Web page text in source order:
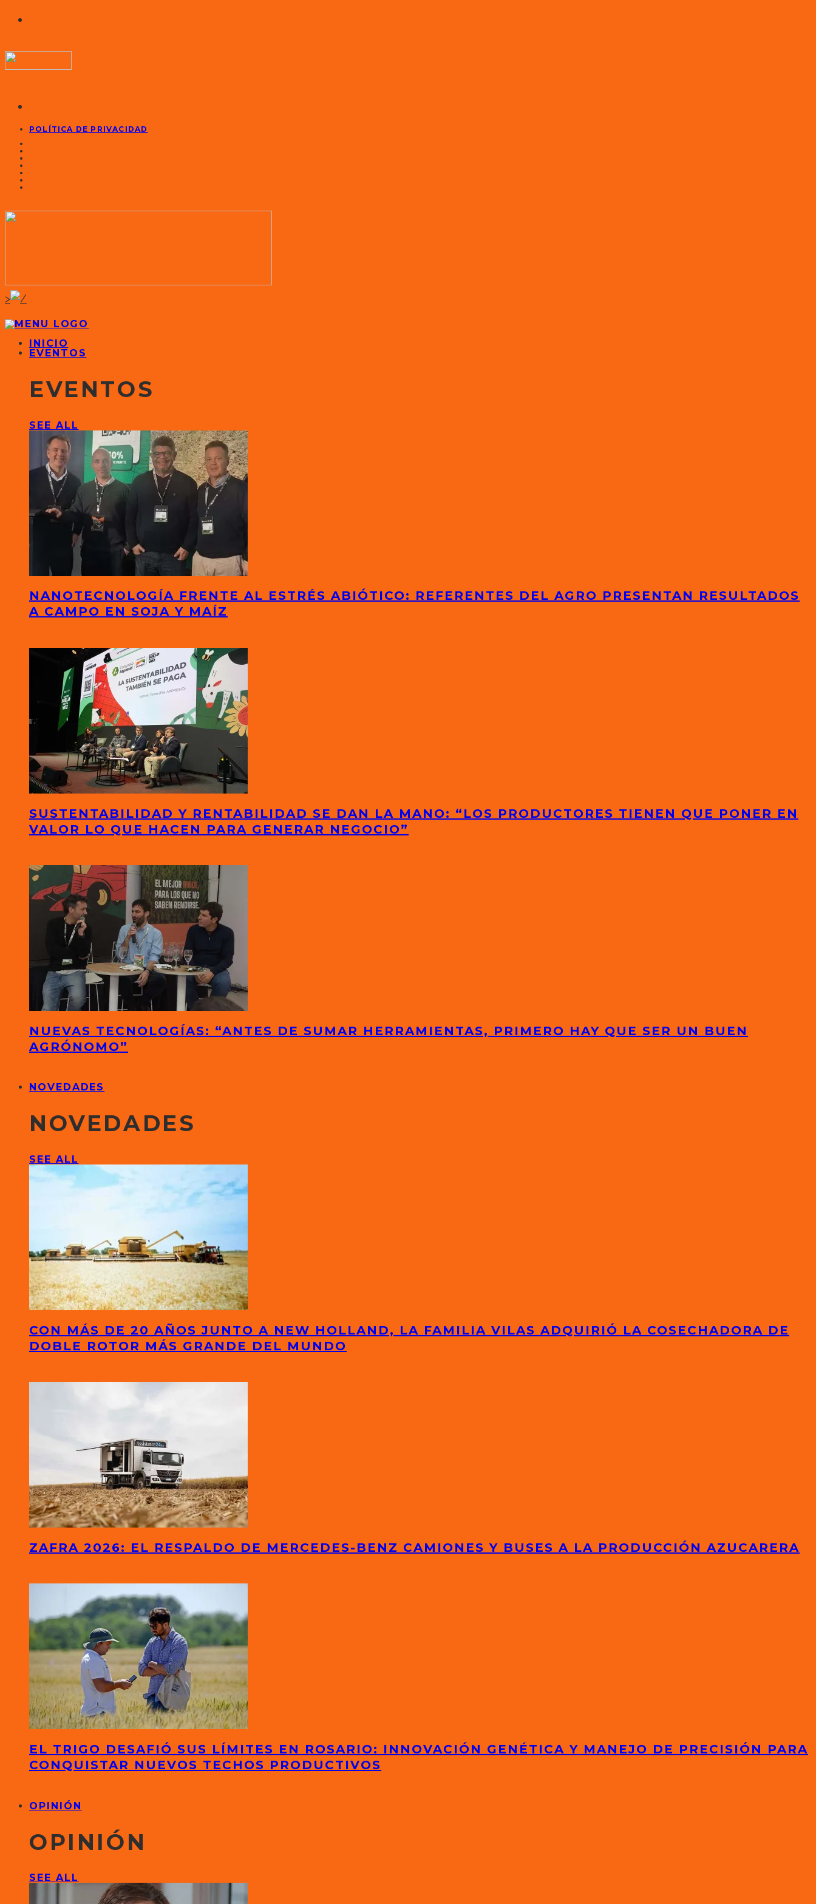
POLÍTICA DE PRIVACIDAD
>
INICIO
EVENTOS
EVENTOS
SEE ALL
NANOTECNOLOGÍA FRENTE AL ESTRÉS ABIÓTICO: REFERENTES DEL AGRO PRESENTAN RESULTADOS
A CAMPO EN SOJA Y MAÍZ
SUSTENTABILIDAD Y RENTABILIDAD SE DAN LA MANO: “LOS PRODUCTORES TIENEN QUE PONER EN
VALOR LO QUE HACEN PARA GENERAR NEGOCIO”
NUEVAS TECNOLOGÍAS: “ANTES DE SUMAR HERRAMIENTAS, PRIMERO HAY QUE SER UN BUEN
AGRÓNOMO”
NOVEDADES
NOVEDADES
SEE ALL
CON MÁS DE 20 AÑOS JUNTO A NEW HOLLAND, LA FAMILIA VILAS ADQUIRIÓ LA COSECHADORA DE
DOBLE ROTOR MÁS GRANDE DEL MUNDO
ZAFRA 2026: EL RESPALDO DE MERCEDES-BENZ CAMIONES Y BUSES A LA PRODUCCIÓN AZUCARERA
EL TRIGO DESAFIÓ SUS LÍMITES EN ROSARIO: INNOVACIÓN GENÉTICA Y MANEJO DE PRECISIÓN PARA
CONQUISTAR NUEVOS TECHOS PRODUCTIVOS
OPINIÓN
OPINIÓN
SEE ALL